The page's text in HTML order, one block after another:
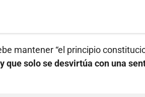
mantener “el principio
que solo se desvirtúa con una